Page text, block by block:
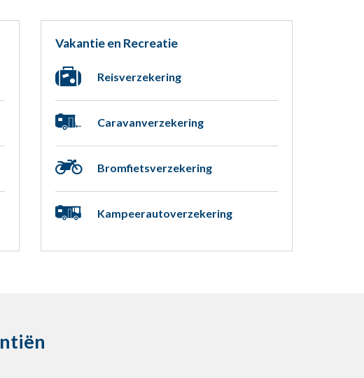
Vakantie en Recreatie
Reisverzekering
Caravanverzekering
Bromfietsverzekering
Kampeerautoverzekering